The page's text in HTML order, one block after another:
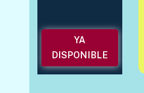
YA
DISPONIBLE